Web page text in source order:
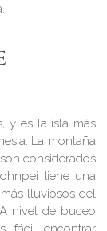
y es la isla más
La montaña
considerados
tiene una
lluviosos del
nivel de buceo